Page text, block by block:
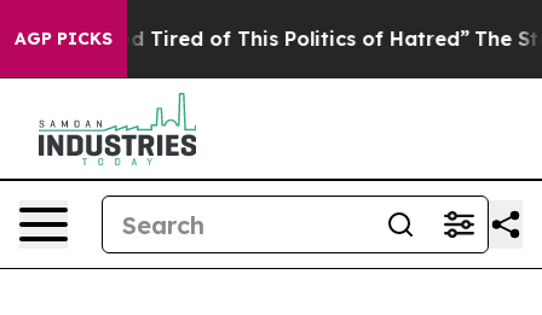
AGP PICKS
and Tired of This Politics of Hatred” The Story